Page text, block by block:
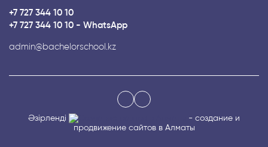
+7 727 344 10 10
+7 727 344 10 10 - WhatsApp
admin@bachelorschool.kz
Әзірленді
- создание и
продвижение сайтов в Алматы